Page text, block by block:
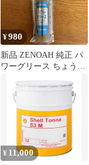
¥980
新品 ZENOAH 純正 パ
ワーグリース ちょう度
¥ 11,000